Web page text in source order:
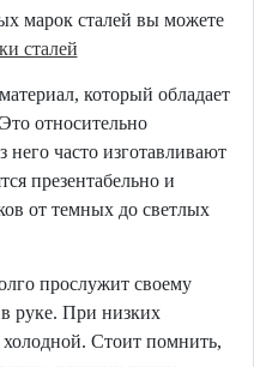
марок сталей вы можете
сталей
который обладает
относительно
него часто изготавливают
презентабельно и
от темных до светлых
прослужит своему
в руке. При низких
холодной. Стоит помнить,